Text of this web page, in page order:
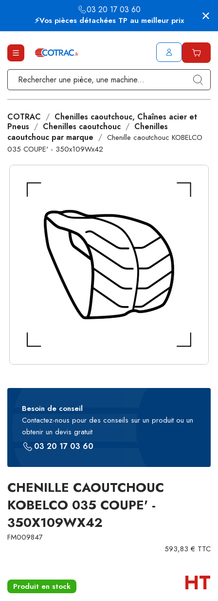
⚡Vos pièces détachées TP au meilleur prix
03 20 17 03 60
COTRAC
Chenilles caoutchouc, Chaînes acier et
Pneus
Chenilles caoutchouc
Chenilles
caoutchouc par marque
Chenille caoutchouc KOBELCO
035 COUPE' - 350x109Wx42
Besoin de conseil
Contactez-nous pour des conseils sur un produit ou un
obtenir un devis gratuit
03 20 17 03 60
CHENILLE CAOUTCHOUC
KOBELCO 035 COUPE' -
350X109WX42
FM009847
593,83 € TTC
Produit en stock HT